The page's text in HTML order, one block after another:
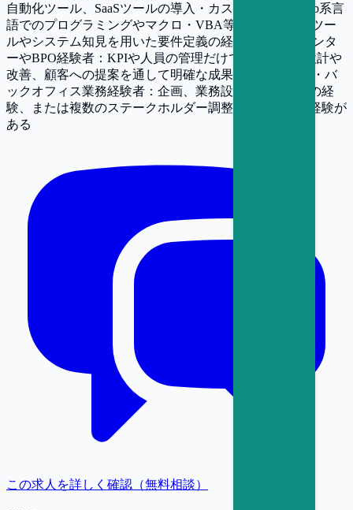
自動化ツール、SaaSツールの導入・カスタマイズ、Web系言
語でのプログラミングやマクロ・VBA等の経験、各種ツー
ルやシステム知見を用いた要件定義の経験 ・コールセンタ
ーやBPO経験者：KPIや人員の管理だけでなく、運用設計や
改善、顧客への提案を通して明確な成果を挙げている ・バ
ックオフィス業務経験者：企画、業務設計、業務改善の経
験、または複数のステークホルダー調整や進捗管理の経験が
ある
この求人を詳しく確認（無料相談）